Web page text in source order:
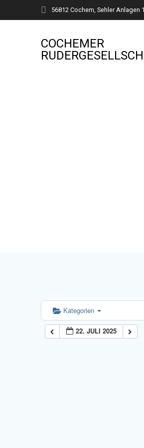
56812 Cochem, Sehler Anlagen
COCHEMER
Kategorien
22. JULI 2025